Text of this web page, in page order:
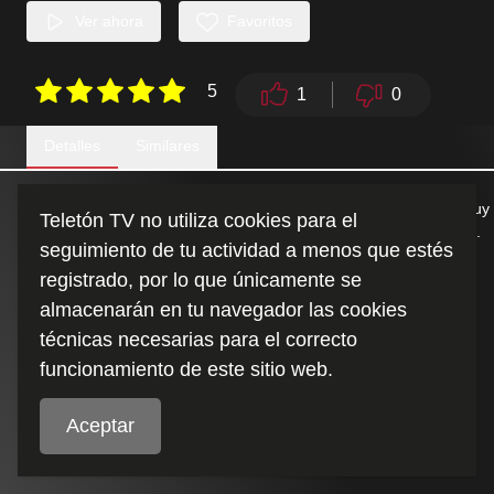
5 1 0
La historia de Raúl Sandoval es nuestra, con valores que son muy
propios de la discapacidad... La fortaleza, solidaridad, inclusión...
La lucha sin descanso por lograr superar la adversidad.
Duración:
9:33
Teletón TV no utiliza cookies para el
seguimiento de tu actividad a menos que estés
registrado, por lo que únicamente se
almacenarán en tu navegador las cookies
técnicas necesarias para el correcto
funcionamiento de este sitio web.
Aceptar